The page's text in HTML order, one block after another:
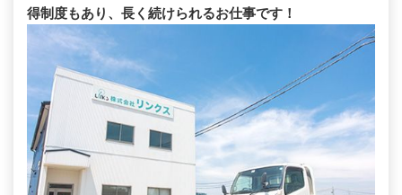
得制度もあり、長く続けられるお仕事です！